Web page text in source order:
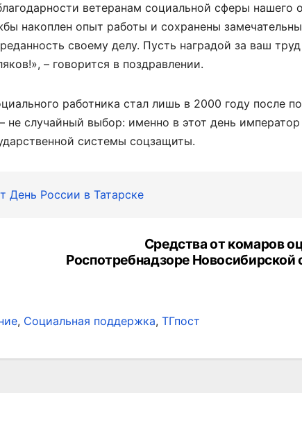
ветеранам социальной сферы нашего
накоплен опыт работы и сохранены
своему делу. Пусть наградой за ваш труд
– говорится в поздравлении.
работника стал лишь в 2000 году после
случайный выбор: именно в этот день
системы соцзащиты.
День России в Татарске
Средства от комаров
Роспотребнадзоре Новосибирской
, Социальная поддержка, ТГпост